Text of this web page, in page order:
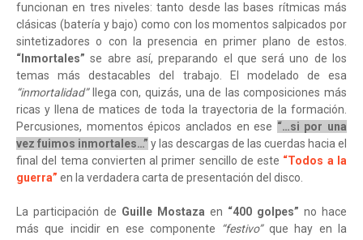
funcionan en tres niveles: tanto desde las bases rítmicas más
clásicas (batería y bajo) como con los momentos salpicados por
sintetizadores o con la presencia en primer plano de estos.
“Inmortales” se abre así, preparando el que será uno de los
temas más destacables del trabajo. El modelado de esa
“inmortalidad” llega con, quizás, una de las composiciones más
ricas y llena de matices de toda la trayectoria de la formación.
Percusiones, momentos épicos anclados en ese “…si por una
vez fuimos inmortales…” y las descargas de las cuerdas hacia el
final del tema convierten al primer sencillo de este “Todos a la
guerra” en la verdadera carta de presentación del disco.
La participación de Guille Mostaza en “400 golpes” no hace
más que incidir en ese componente “festivo” que hay en la